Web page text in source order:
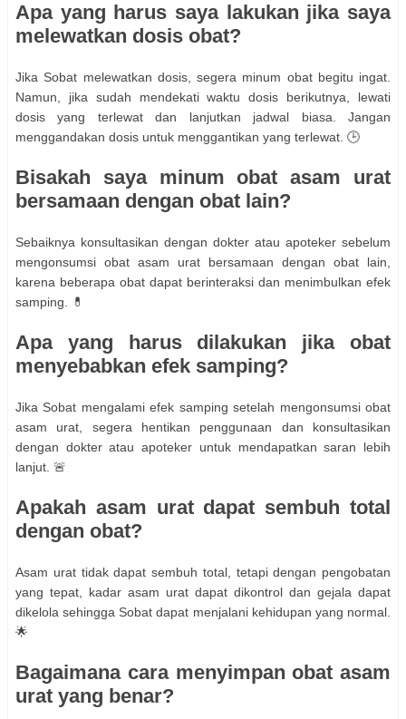
Apa yang harus saya lakukan jika saya
melewatkan dosis obat?
Jika Sobat melewatkan dosis, segera minum obat begitu ingat.
Namun, jika sudah mendekati waktu dosis berikutnya, lewati
dosis yang terlewat dan lanjutkan jadwal biasa. Jangan
menggandakan dosis untuk menggantikan yang terlewat. 🕒
Bisakah saya minum obat asam urat
bersamaan dengan obat lain?
Sebaiknya konsultasikan dengan dokter atau apoteker sebelum
mengonsumsi obat asam urat bersamaan dengan obat lain,
karena beberapa obat dapat berinteraksi dan menimbulkan efek
samping. 💊
Apa yang harus dilakukan jika obat
menyebabkan efek samping?
Jika Sobat mengalami efek samping setelah mengonsumsi obat
asam urat, segera hentikan penggunaan dan konsultasikan
dengan dokter atau apoteker untuk mendapatkan saran lebih
lanjut. 🚨
Apakah asam urat dapat sembuh total
dengan obat?
Asam urat tidak dapat sembuh total, tetapi dengan pengobatan
yang tepat, kadar asam urat dapat dikontrol dan gejala dapat
dikelola sehingga Sobat dapat menjalani kehidupan yang normal.
🌟
Bagaimana cara menyimpan obat asam
urat yang benar?